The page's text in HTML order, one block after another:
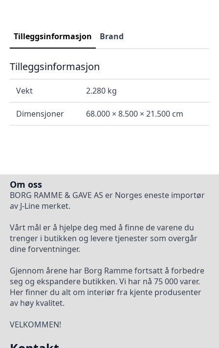
Tilleggsinformasjon Brand
Tilleggsinformasjon
Vekt 2.280 kg
Dimensjoner 68.000 × 8.500 × 21.500 cm
Om oss
BORG RAMME & GAVE AS er Norges eneste importør
av J-Line merket.
Vårt mål er å hjelpe deg med å finne de varene du
trenger i butikken og levere tjenester som overgår
dine forventninger.
Gjennom årene har Borg Ramme fortsatt å forbedre
seg og ekspandere butikken. Vi har nå 75 000 varer.
Her finner du alt om interiør fra kjente produsenter
av høy kvalitet.
VELKOMMEN!